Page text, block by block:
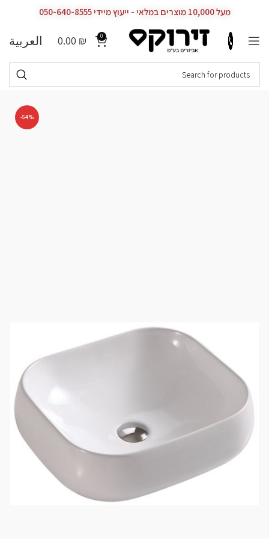
מעל 10,000 מוצרים במלאי - ייעוץ מיידי 050-640-8555
0
0.00 ₪ العربية
-54%